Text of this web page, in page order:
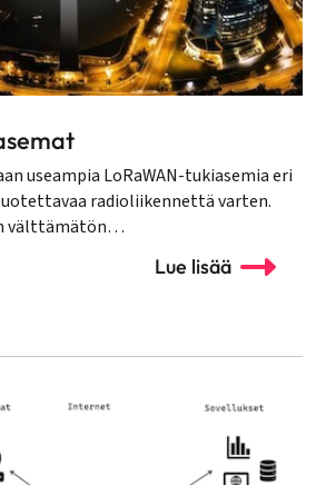
useampia LoRaWAN-tukiasemia eri
radioliikennettä varten.
välttämätön…
Lue lisää